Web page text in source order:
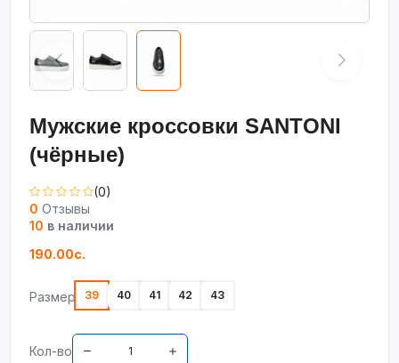
Мужские кроссовки SANTONI
(чёрные)
(0)
0 Отзывы
10 в наличии
190.00с.
Размер 39 40 41 42 43
Кол-во